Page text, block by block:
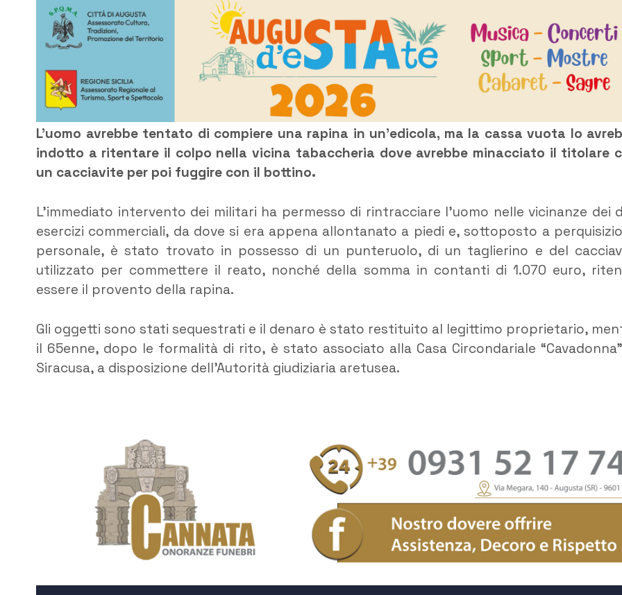
L’uomo avrebbe tentato di compiere una rapina in un’edicola, ma la cassa vuota lo
indotto a ritentare il colpo nella vicina tabaccheria dove avrebbe minacciato il titolare
un cacciavite per poi fuggire con il bottino.
L’immediato intervento dei militari ha permesso di rintracciare l’uomo nelle vicinanze dei
esercizi commerciali, da dove si era appena allontanato a piedi e, sottoposto a
personale, è stato trovato in possesso di un punteruolo, di un taglierino e del
utilizzato per commettere il reato, nonché della somma in contanti di 1.070 euro,
essere il provento della rapina.
Gli oggetti sono stati sequestrati e il denaro è stato restituito al legittimo proprietario,
il 65enne, dopo le formalità di rito, è stato associato alla Casa Circondariale
Siracusa, a disposizione dell’Autorità giudiziaria aretusea.